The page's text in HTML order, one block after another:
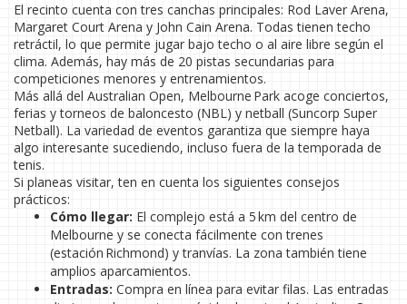
El recinto cuenta con tres canchas principales: Rod Laver Arena,
Margaret Court Arena y John Cain Arena. Todas tienen techo
retráctil, lo que permite jugar bajo techo o al aire libre según el
clima. Además, hay más de 20 pistas secundarias para
competiciones menores y entrenamientos.
Más allá del Australian Open, Melbourne Park acoge conciertos,
ferias y torneos de baloncesto (NBL) y netball (Suncorp Super
Netball). La variedad de eventos garantiza que siempre haya
algo interesante sucediendo, incluso fuera de la temporada de
tenis.
Si planeas visitar, ten en cuenta los siguientes consejos
prácticos:
Cómo llegar: El complejo está a 5 km del centro de
Melbourne y se conecta fácilmente con trenes
(estación Richmond) y tranvías. La zona también tiene
amplios aparcamientos.
Entradas: Compra en línea para evitar filas. Las entradas